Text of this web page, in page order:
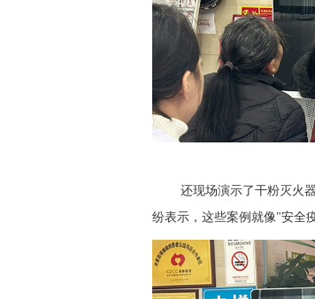
还现场演示了干粉灭火器
纷表示，这些案例就像"安全